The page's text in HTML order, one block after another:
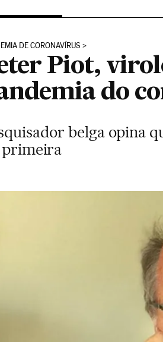
DE CORONAVÍRUS
Piot,
do
belga opina
primeira